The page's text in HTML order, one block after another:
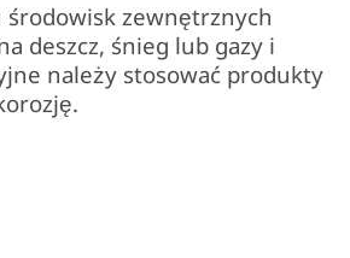
środowisk zewnętrznych
deszcz, śnieg lub gazy i
należy stosować produkty